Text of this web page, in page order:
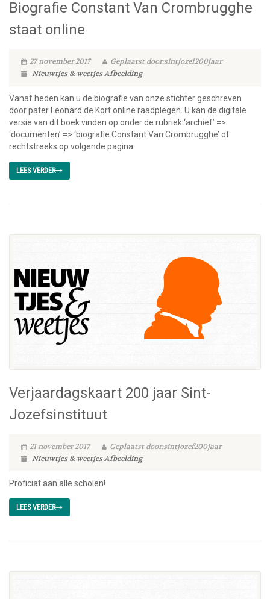
Biografie Constant Van Crombrugghe
staat online
27 november 2017
Geplaatst door:sintjozef200jaar
Nieuwtjes & weetjesAfbeelding
Vanaf heden kan u de biografie van onze stichter geschreven
door pater Leonard de Kort online raadplegen. U kan de digitale
versie van dit boek vinden op onder de rubriek ‘archief’ =>
‘documenten’ => ‘biografie Constant Van Crombrugghe’ of
rechtstreeks op volgende pagina.
LEES VERDER
Verjaardagskaart 200 jaar Sint-
Jozefsinstituut
21 november 2017
Geplaatst door:sintjozef200jaar
Nieuwtjes & weetjesAfbeelding
Proficiat aan alle scholen!
LEES VERDER